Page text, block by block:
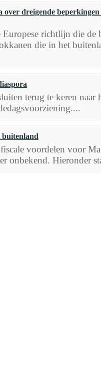
dreigende
richtlijn die de
die in het
terug te keren
buitenland
voordelen voor
onbekend. Hieronder